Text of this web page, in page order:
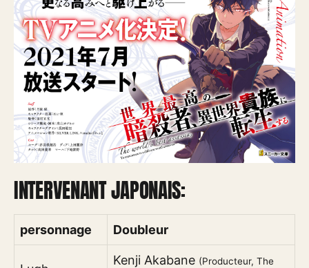
INTERVENANT JAPONAIS:
personnage Doubleur
Kenji Akabane (Producteur, The